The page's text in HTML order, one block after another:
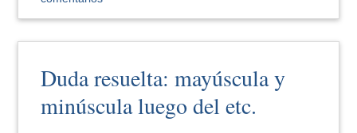
Duda resuelta: mayúscula y
minúscula luego del etc.